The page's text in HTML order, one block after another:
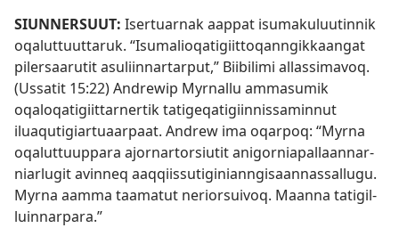
SIUN­NERSUUT: Iser­tuar­nak aap­pat isumakuluutin­nik
oqalut­tuut­taruk. “Isumalioqatigiit­toqan­ngik­kaangat
pilersaarutit asuliin­nar­tar­put,” Biibilimi al­las­simavoq.
(Us­satit 15:22) Andrewip Myrnal­lu am­masumik
oqaloqatigiit­tar­ner­tik tatigeqatigiin­nis­samin­nut
iluaqutigiar­tuaar­paat. Andrew ima oqar­poq: “Myrna
oqalut­tuup­para ajor­nar­torsiutit anigor­niapal­laan­nar­
niarlugit avin­neq aaq­qiis­sutiginian­ngisaan­nas­sal­lugu.
Myrna aam­ma taamatut neriorsuivoq. Maan­na tatigil­
luin­nar­para.”